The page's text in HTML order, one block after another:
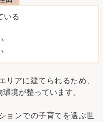
いる
リアに建てられるため、
境が整っています。
ョンでの子育てを選ぶ世